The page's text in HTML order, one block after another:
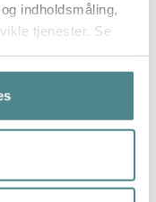
indholdsmåling,
tjenester. Se
dit samtykke
på "Privacy